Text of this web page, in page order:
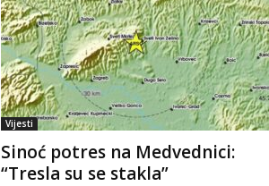
Vijesti
Sinoć potres na Medvednici:
“Tresla su se stakla”